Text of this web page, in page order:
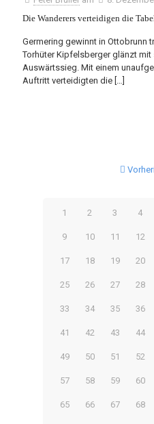
Die Wanderers verteidigen die
Germering gewinnt in Ottobrunn
Torhüter Kipfelsberger glänzt mit
Auswärtssieg. Mit einem
Auftritt verteidigten die […]
1 2 3 4
9 10 11 12
17 18 19 20
25 26 27 28
33 34 35 36
41 42 43 44
49 50 51 52
57 58 59 60
65 66 67 68